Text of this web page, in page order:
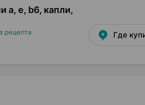
a, e, b6, капли,
рецепта Где